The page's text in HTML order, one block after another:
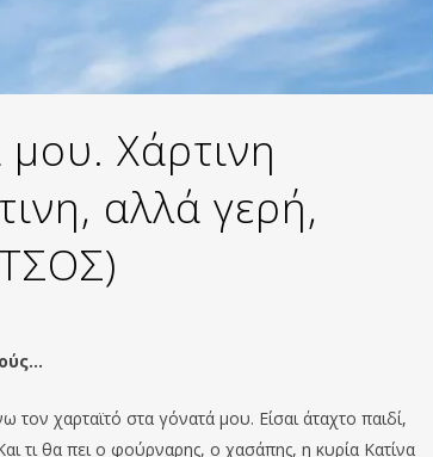
μου. Χάρτινη
αλλά γερή,
χαρταϊτό στα γόνατά μου. Είσαι άταχτο παιδί,
τι θα πει ο φούρναρης, ο χασάπης, η κυρία Κατίνα